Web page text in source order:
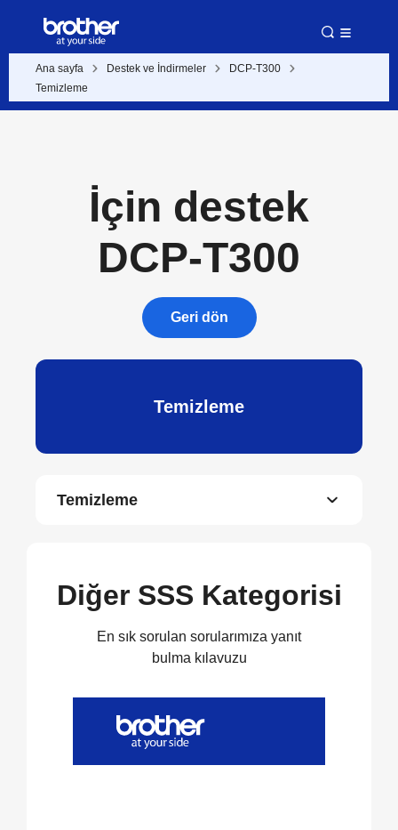
Ana sayfa Destek ve İndirmeler
DCP-T300
Temizleme
İçin destek
DCP-T300
Geri dön
Temizleme
Temizleme
Diğer SSS Kategorisi
En sık sorulan sorularımıza yanıt
bulma kılavuzu